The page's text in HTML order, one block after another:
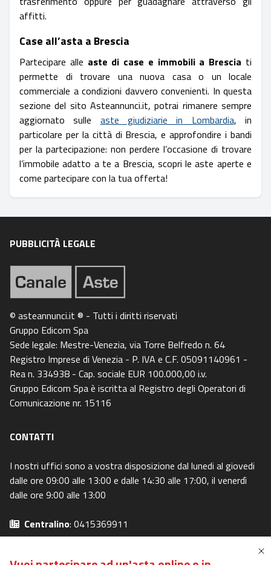
affitti.
Case all’asta a Brescia
Partecipare alle aste di case e immobili a Brescia ti
permette di trovare una nuova casa o un locale
commerciale a condizioni davvero convenienti. In questa
sezione del sito Asteannunci.it, potrai rimanere sempre
aggiornato sulle aste giudiziarie in Lombardia, in
particolare per la città di Brescia, e approfondire i bandi
per la partecipazione: non perdere l’occasione di trovare
l’immobile adatto a te a Brescia, scopri le aste aperte e
come partecipare con la tua offerta!
PUBBLICITÀ LEGALE
© asteannunci.it ® - Tutti i diritti riservati
Gruppo Edicom Spa
Sede legale: Mestre-Venezia, via Torre Belfredo n. 64
Registro Imprese di Venezia - P. IVA e C.F. 05091140961 -
Rea n. 334938 - Cap. sociale EUR 100.000,00 i.v.
Gruppo Edicom Spa è iscritta al Registro degli Operatori di
Comunicazione nr. 15116
CONTATTI
I nostri uffici sono a vostra disposizione dal lunedi al giovedi
dalle ore 09:00 alle 13:00 e dalle 14:30 alle 17:00, il venerdì
dalle ore 9:00 alle 13:00
Centralino: 0415369911
Email: info@canaleaste.it
Privacy Policy
Cookie Policy